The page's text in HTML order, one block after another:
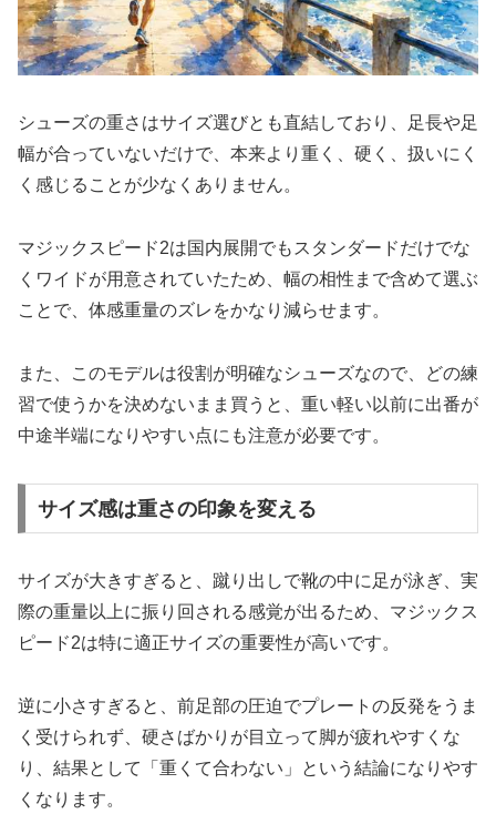
シューズの重さはサイズ選びとも直結しており、足長や足
幅が合っていないだけで、本来より重く、硬く、扱いにく
く感じることが少なくありません。
マジックスピード2は国内展開でもスタンダードだけでな
くワイドが用意されていたため、幅の相性まで含めて選ぶ
ことで、体感重量のズレをかなり減らせます。
また、このモデルは役割が明確なシューズなので、どの練
習で使うかを決めないまま買うと、重い軽い以前に出番が
中途半端になりやすい点にも注意が必要です。
サイズ感は重さの印象を変える
サイズが大きすぎると、蹴り出しで靴の中に足が泳ぎ、実
際の重量以上に振り回される感覚が出るため、マジックス
ピード2は特に適正サイズの重要性が高いです。
逆に小さすぎると、前足部の圧迫でプレートの反発をうま
く受けられず、硬さばかりが目立って脚が疲れやすくな
り、結果として「重くて合わない」という結論になりやす
くなります。